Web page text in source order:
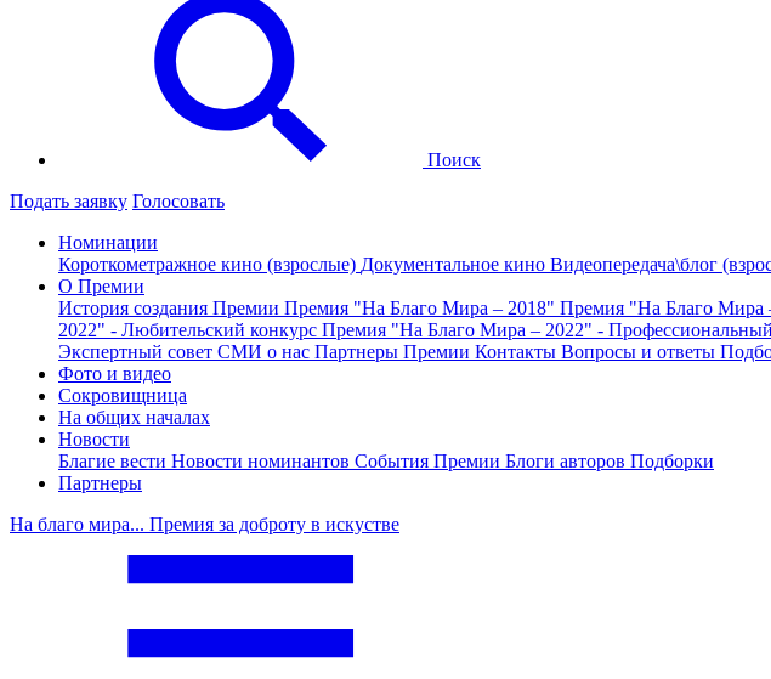
Поиск
Подать заявку Голосовать
Номинации
Короткометражное кино (взрослые) Документальное кино Видеопередача\блог
О Премии
История создания Премии Премия "На Благо Мира – 2018" Премия "На Благо Мира
2022" - Любительский конкурс Премия "На Благо Мира – 2022" -
Экспертный совет СМИ о нас Партнеры Премии Контакты Вопросы и ответы
Фото и видео
Сокровищница
На общих началах
Новости
Благие вести Новости номинантов События Премии Блоги авторов Подборки
Партнеры
На благо мира... Премия за доброту в искустве